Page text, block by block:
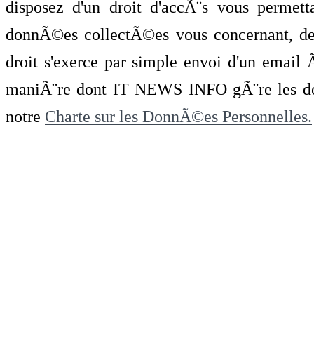
disposez d'un droit d'accÃ¨s vous
donnÃ©es collectÃ©es vous concernant,
droit s'exerce par simple envoi d'un
maniÃ¨re dont IT NEWS INFO gÃ¨re les
notre Charte sur les DonnÃ©es Personnelles.